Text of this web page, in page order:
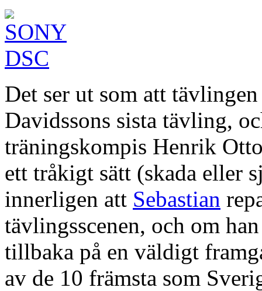
Det ser ut som att
Davidssons sista tävling,
träningskompis Henrik
ett tråkigt sätt (skada eller
innerligen att Sebastian
tävlingsscenen, och om
tillbaka på en väldigt
av de 10 främsta som